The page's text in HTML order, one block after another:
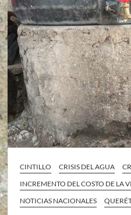
CINTILLO CRISIS DEL AGUA
INCREMENTO DEL COSTO DE LA
NOTICIAS NACIONALES